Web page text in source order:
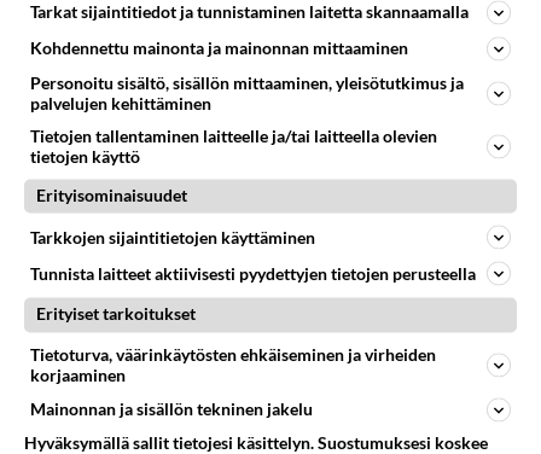
LUETUIMMAT
elävä Satu sai jättimäisen
rahasalkun Henry-
miljonääriltä
Luetuimmat: Aarne Pelkonen
yhdessä - Tätä moni jo odotti
Tiesitkö? Martina Aitolehden
isäpuoli on tämä suosittu
laulaja
Danny, 83, teki yllättävän
teon - Missä on 25-vuotias
Tarkat sijaintitiedot ja tunnistaminen laitetta skannaamalla
Kohdennettu mainonta ja mainonnan mittaaminen
Personoitu sisältö, sisällön mittaaminen, yleisötutkimus ja
palvelujen kehittäminen
Tietojen tallentaminen laitteelle ja/tai laitteella olevien
tietojen käyttö
Erityisominaisuudet
Tarkkojen sijaintitietojen käyttäminen
Tunnista laitteet aktiivisesti pyydettyjen tietojen perusteella
Erityiset tarkoitukset
Tietoturva, väärinkäytösten ehkäiseminen ja virheiden
korjaaminen
Mainonnan ja sisällön tekninen jakelu
Hyväksymällä sallit tietojesi käsittelyn. Suostumuksesi koskee